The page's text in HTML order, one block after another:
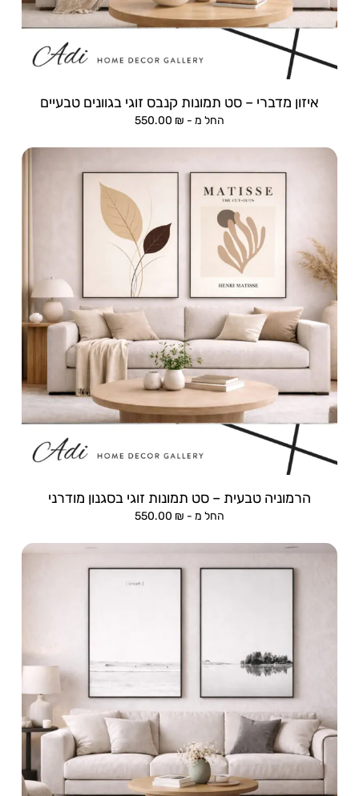
איזון מדברי – סט תמונות קנבס זוגי בגוונים טבעיים
החל מ - 550.00 ₪
הרמוניה טבעית – סט תמונות זוגי בסגנון מודרני
החל מ - 550.00 ₪